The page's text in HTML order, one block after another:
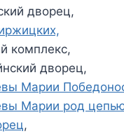
дворец,
комплекс,
дворец,
Марии
Марии род
,